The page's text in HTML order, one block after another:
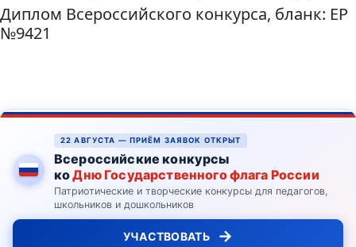
Диплом Всероссийского конкурса, бланк: ЕР
№9421
22 АВГУСТА — ПРИЁМ ЗАЯВОК ОТКРЫТ
Всероссийские конкурсы
коДню Государственного флага России
Патриотические и творческие конкурсы для педагогов,
школьников и дошкольников
УЧАСТВОВАТЬ →